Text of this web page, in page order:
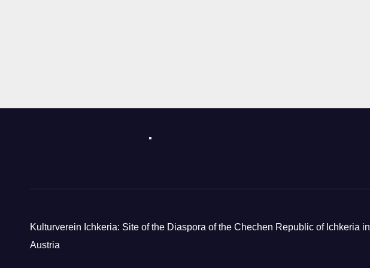
Kulturverein Ichkeria: Site of the Diaspora of the Chechen Republic of Ichkeria in
Austria